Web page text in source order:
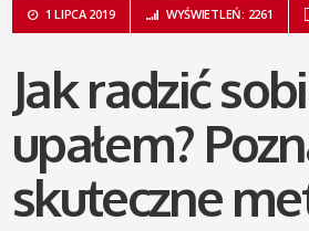
1 LIPCA 2019 WYŚWIETLEŃ: 2261
Jak radzić
upałem?
skuteczne